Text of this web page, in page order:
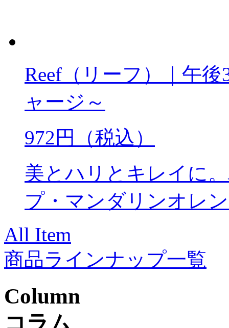
Reef（リーフ）｜午
ャージ～
972円（税込）
美とハリとキレイに
プ・マンダリンオレ
All Item
商品ラインナップ一覧
Column